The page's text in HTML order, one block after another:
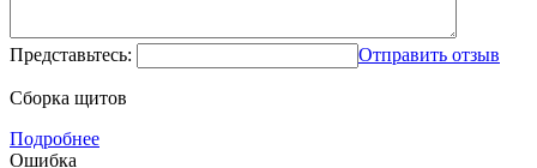
Представьтесь: Отправить отзыв
Сборка щитов
Подробнее
Ошибка